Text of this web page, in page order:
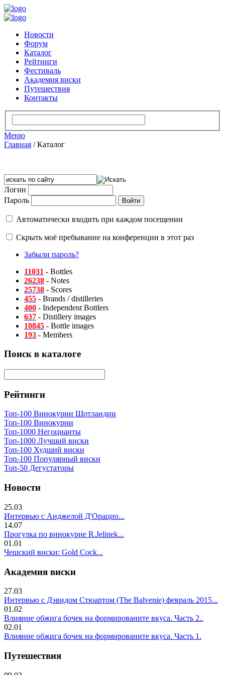
Новости
Форум
Каталог
Рейтинги
Фестиваль
Академия виски
Путешествия
Контакты
Меню
Главная /Каталог
Логин
Пароль
Автоматически входить при каждом посещении
Скрыть моё пребывание на конференции в этот раз
Забыли пароль?
11031 - Bottles
26238 - Notes
25738 - Scores
455 - Brands / distilleries
400 - Independent Bottlers
637 - Distillery images
10845 - Bottle images
193 - Members
Поиск в каталоге
Рейтинги
Топ-100 Винокурни Шотландии
Топ-100 Винокурни
Топ-1000 Негоцианты
Топ-1000 Лучший виски
Топ-100 Худший виски
Топ-100 Популярный виски
Топ-50 Дегустаторы
Новости
25.03
Интервью с Анджелой Д'Орацио...
14.07
Прогулка по винокурне R.Jelinek...
01.01
Чешский виски: Gold Cock...
Академия виски
27.03
Интервью с Дэвидом Стюартом (The Balvenie) февраль 2015...
01.02
Влияние обжига бочек на формированите вкуса. Часть 2..
02.01
Влияние обжига бочек на формированите вкуса. Часть 1.
Путешествия